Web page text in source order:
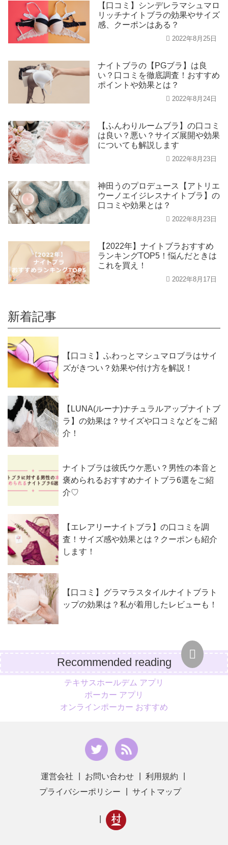
【口コミ】シンデレラマシュマロ
リッチナイトブラの効果やサイズ
感、クーポンはある？
2022年8月25日
ナイトブラの【PGブラ】は良
い？口コミを徹底調査！おすすめ
ポイントや効果とは？
2022年8月24日
【ふんわりルームブラ】の口コミ
は良い？悪い？サイズ展開や効果
についても解説します
2022年8月23日
神田うのプロデュース【アトリエ
ウーノエイジレスナイトブラ】の
口コミや効果とは？
2022年8月23日
【2022年】ナイトブラおすすめ
ランキングTOP5！悩んだときは
これを買え！
2022年8月17日
新着記事
【口コミ】ふわっとマシュマロブラはサイ
ズがきつい？効果や付け方を解説！
【LUNA(ルーナ)ナチュラルアップナイトブ
ラ】の効果は？サイズや口コミなどをご紹
介！
ナイトブラは彼氏ウケ悪い？男性の本音と
褒められるおすすめナイトブラ6選をご紹
介♡
【エレアリーナイトブラ】の口コミを調
査！サイズ感や効果とは？クーポンも紹介
します！
【口コミ】グラマラスタイルナイトブラト
ップの効果は？私が着用したレビューも！
Recommended reading
テキサスホールデム アプリ
ポーカー アプリ
オンラインポーカー おすすめ
運営会社 お問い合わせ
利用規約
プライバシーポリシー
サイトマップ